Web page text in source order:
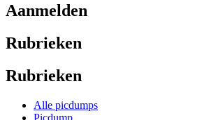
Aanmelden
Rubrieken
Rubrieken
Alle picdumps
Picdump